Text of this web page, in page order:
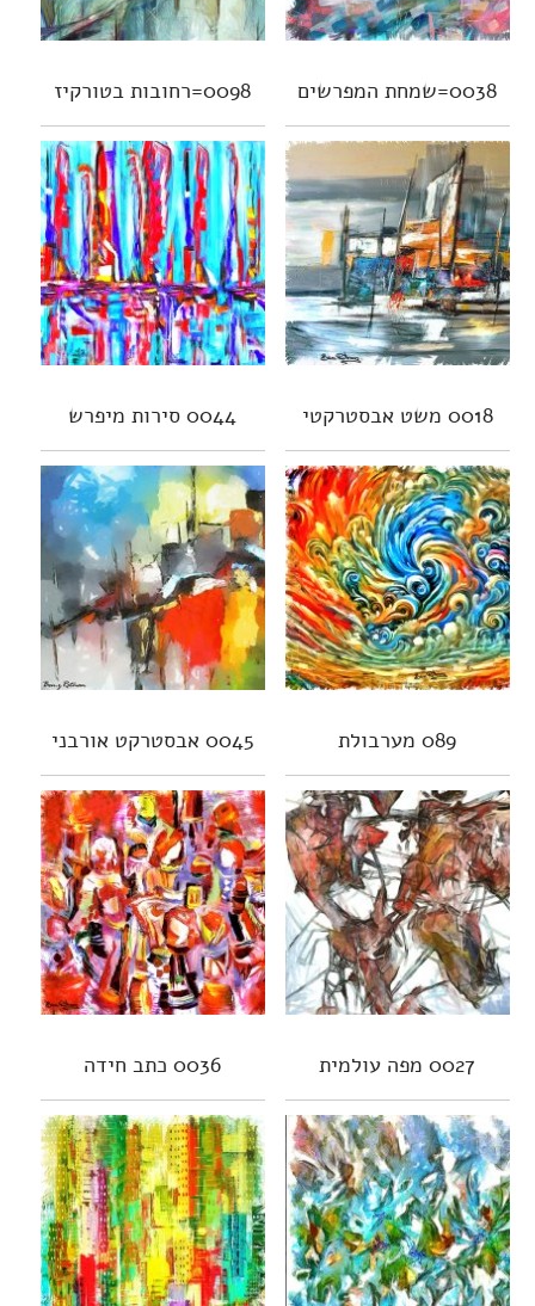
0038=שמחת המפרשים 0098=רחובות בטורקיז
0018 משט אבסטרקטי 0044 סירות מיפרש
089 מערבולת 0045 אבסטרקט אורבני
0027 מפה עולמית 0036 כתב חידה